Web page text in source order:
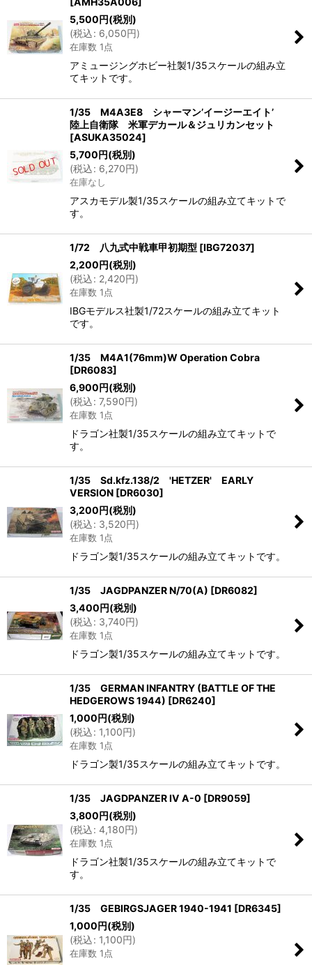
5,500円(税別)
(税込: 6,050円)
在庫数 1点
アミュージングホビー社製1/35スケールの組み立
てキットです。
1/35 M4A3E8 シャーマン’イージーエイト’
陸上自衛隊 米軍デカール＆ジュリカンセット
[ASUKA35024]
5,700円(税別)
(税込: 6,270円)
在庫なし
アスカモデル製1/35スケールの組み立てキットで
す。
1/72 八九式中戦車甲初期型 [IBG72037]
2,200円(税別)
(税込: 2,420円)
在庫数 1点
IBGモデルス社製1/72スケールの組み立てキット
です。
1/35 M4A1(76mm)W Operation Cobra
[DR6083]
6,900円(税別)
(税込: 7,590円)
在庫数 1点
ドラゴン社製1/35スケールの組み立てキットで
す。
1/35 Sd.kfz.138/2 'HETZER' EARLY
VERSION [DR6030]
3,200円(税別)
(税込: 3,520円)
在庫数 1点
ドラゴン製1/35スケールの組み立てキットです。
1/35 JAGDPANZER N/70(A) [DR6082]
3,400円(税別)
(税込: 3,740円)
在庫数 1点
ドラゴン製1/35スケールの組み立てキットです。
1/35 GERMAN INFANTRY (BATTLE OF THE
HEDGEROWS 1944) [DR6240]
1,000円(税別)
(税込: 1,100円)
在庫数 1点
ドラゴン製1/35スケールの組み立てキットです。
1/35 JAGDPANZER IV A-0 [DR9059]
3,800円(税別)
(税込: 4,180円)
在庫数 1点
ドラゴン社製1/35スケールの組み立てキットで
す。
1/35 GEBIRGSJAGER 1940-1941 [DR6345]
1,000円(税別)
(税込: 1,100円)
在庫数 1点